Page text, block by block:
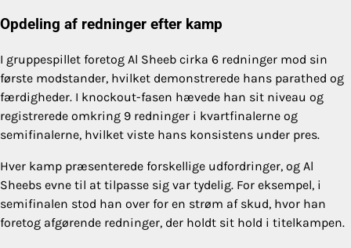
Opdeling af redninger efter kamp
I gruppespillet foretog Al Sheeb cirka 6 redninger mod sin
første modstander, hvilket demonstrerede hans parathed og
færdigheder. I knockout-fasen hævede han sit niveau og
registrerede omkring 9 redninger i kvartfinalerne og
semifinalerne, hvilket viste hans konsistens under pres.
Hver kamp præsenterede forskellige udfordringer, og Al
Sheebs evne til at tilpasse sig var tydelig. For eksempel, i
semifinalen stod han over for en strøm af skud, hvor han
foretog afgørende redninger, der holdt sit hold i titelkampen.